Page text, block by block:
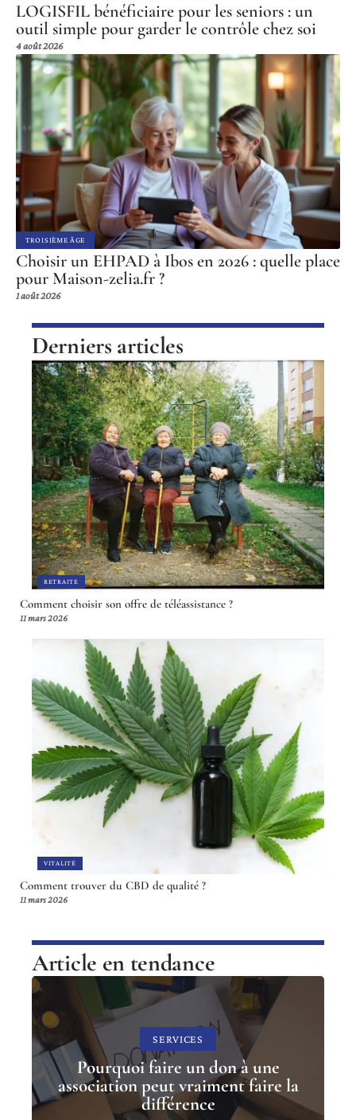
LOGISFIL bénéficiaire pour les seniors : un
outil simple pour garder le contrôle chez soi
4 août 2026
TROISIÈME ÂGE
Choisir un EHPAD à Ibos en 2026 : quelle place
pour Maison-zelia.fr ?
1 août 2026
Derniers articles
RETRAITE
Comment choisir son offre de téléassistance ?
11 mars 2026
VITALITÉ
Comment trouver du CBD de qualité ?
11 mars 2026
Article en tendance
SERVICES
Pourquoi faire un don à une
association peut vraiment faire la
différence